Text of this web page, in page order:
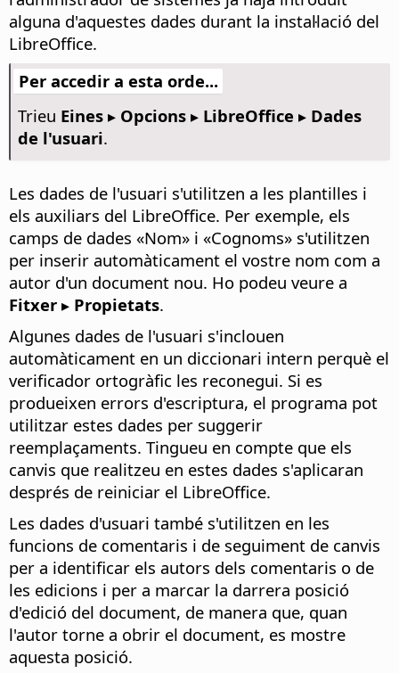
alguna d'aquestes dades durant la instal·lació del
LibreOffice.
Per accedir a esta orde...
Trieu Eines ▸ Opcions▸ LibreOffice ▸ Dades
de l'usuari.
Les dades de l'usuari s'utilitzen a les plantilles i
els auxiliars del LibreOffice. Per exemple, els
camps de dades «Nom» i «Cognoms» s'utilitzen
per inserir automàticament el vostre nom com a
autor d'un document nou. Ho podeu veure a
Fitxer ▸ Propietats.
Algunes dades de l'usuari s'inclouen
automàticament en un diccionari intern perquè el
verificador ortogràfic les reconegui. Si es
produeixen errors d'escriptura, el programa pot
utilitzar estes dades per suggerir
reemplaçaments. Tingueu en compte que els
canvis que realitzeu en estes dades s'aplicaran
després de reiniciar el LibreOffice.
Les dades d'usuari també s'utilitzen en les
funcions de comentaris i de seguiment de canvis
per a identificar els autors dels comentaris o de
les edicions i per a marcar la darrera posició
d'edició del document, de manera que, quan
l'autor torne a obrir el document, es mostre
aquesta posició.